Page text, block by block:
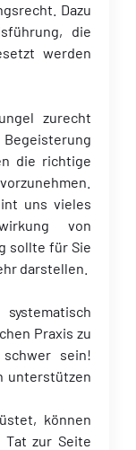
Dazu
die
werden
zurecht
die richtige
uns vieles
von
sollte für Sie
darstellen.
Praxis zu
sein!
unterstützen
können
Tat zur Seite